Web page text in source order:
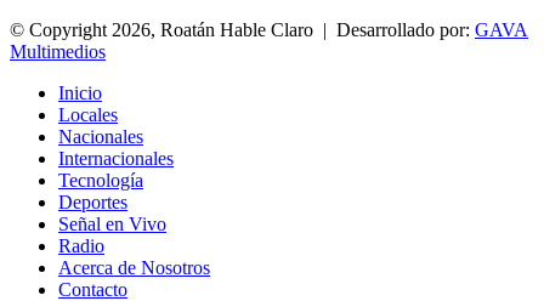
© Copyright 2026, Roatán Hable Claro | Desarrollado por: GAVA
Multimedios
Inicio
Locales
Nacionales
Internacionales
Tecnología
Deportes
Señal en Vivo
Radio
Acerca de Nosotros
Contacto